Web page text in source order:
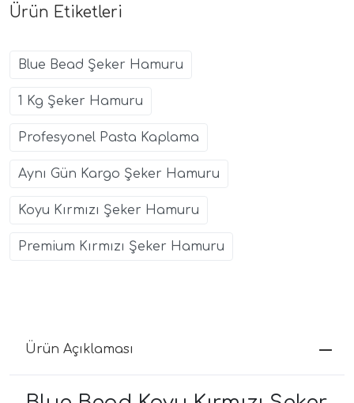
Ürün Etiketleri
Blue Bead Şeker Hamuru
1 Kg Şeker Hamuru
Profesyonel Pasta Kaplama
Aynı Gün Kargo Şeker Hamuru
Koyu Kırmızı Şeker Hamuru
Premium Kırmızı Şeker Hamuru
Ürün Açıklaması